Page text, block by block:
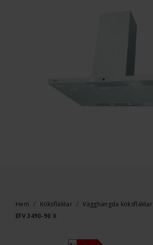
Hem Köksfläktar
Vägghängda köksfläktar
EFV 3490-90 X